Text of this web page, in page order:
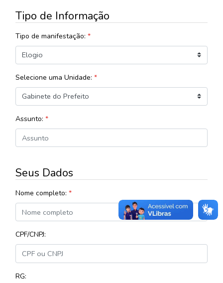
Tipo de Informação
Tipo de manifestação: *
Selecione uma Unidade: *
Assunto: *
Seus Dados
Nome completo: *
CPF/CNPJ:
RG: